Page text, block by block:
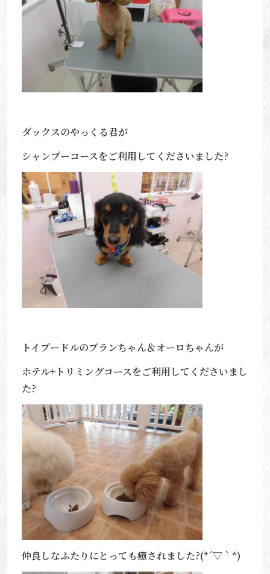
ダックスのやっくる君が
シャンプーコースをご利用してくださいました?
トイプードルのブランちゃん＆オーロちゃんが
ホテル+トリミングコースをご利用してくださいまし
た?
仲良しなふたりにとっても癒されました?(*´▽｀*)